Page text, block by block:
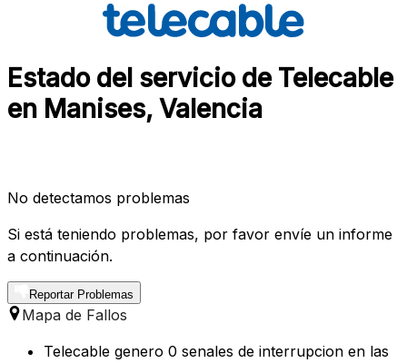
Estado del servicio de Telecable
en Manises, Valencia
No detectamos problemas
Si está teniendo problemas, por favor envíe un informe
a continuación.
Reportar Problemas
Mapa de Fallos
Telecable genero 0 senales de interrupcion en las